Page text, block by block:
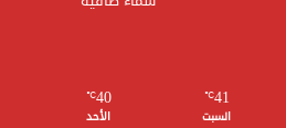
41
℃
السبت
40
℃
الأحد